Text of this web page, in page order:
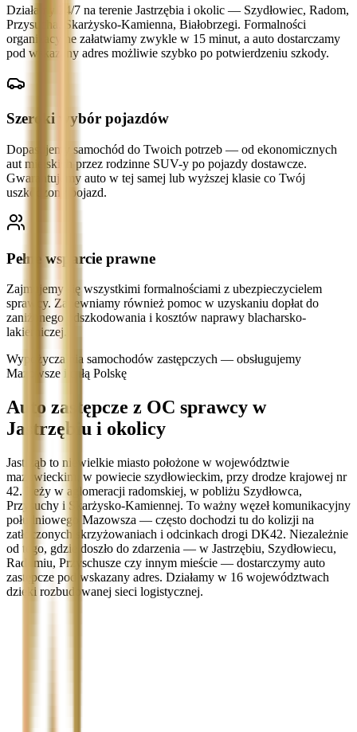
Działamy 24/7 na terenie Jastrzębia i okolic — Szydłowiec, Radom,
Przysucha, Skarżysko-Kamienna, Białobrzegi. Formalności
organizacyjne załatwiamy zwykle w 15 minut, a auto dostarczamy
pod wskazany adres możliwie szybko po potwierdzeniu szkody.
Szeroki wybór pojazdów
Dopasujemy samochód do Twoich potrzeb — od ekonomicznych
aut miejskich przez rodzinne SUV-y po pojazdy dostawcze.
Gwarantujemy auto w tej samej lub wyższej klasie co Twój
uszkodzony pojazd.
Pełne wsparcie prawne
Zajmujemy się wszystkimi formalnościami z ubezpieczycielem
sprawcy. Zapewniamy również pomoc w uzyskaniu dopłat do
zaniżonego odszkodowania i kosztów naprawy blacharsko-
lakierniczej.
Wypożyczalnia samochodów zastępczych — obsługujemy
Mazowsze i całą Polskę
Auto zastępcze z OC sprawcy w
Jastrzębiu i okolicy
Jastrząb to niewielkie miasto położone w województwie
mazowieckim, w powiecie szydłowieckim, przy drodze krajowej nr
42. Leży w aglomeracji radomskiej, w pobliżu Szydłowca,
Przysuchy i Skarżysko-Kamiennej. To ważny węzeł komunikacyjny
południowego Mazowsza — często dochodzi tu do kolizji na
zatłoczonych skrzyżowaniach i odcinkach drogi DK42. Niezależnie
od tego, gdzie doszło do zdarzenia — w Jastrzębiu, Szydłowiecu,
Radomiu, Przyschusze czy innym mieście — dostarczymy auto
zastępcze pod wskazany adres. Działamy w 16 województwach
dzięki rozbudowanej sieci logistycznej.